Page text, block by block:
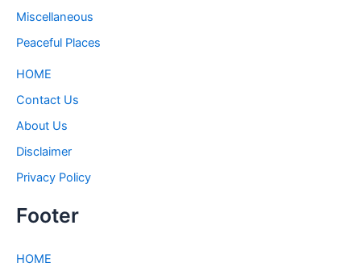
Miscellaneous
Peaceful Places
HOME
Contact Us
About Us
Disclaimer
Privacy Policy
Footer
HOME